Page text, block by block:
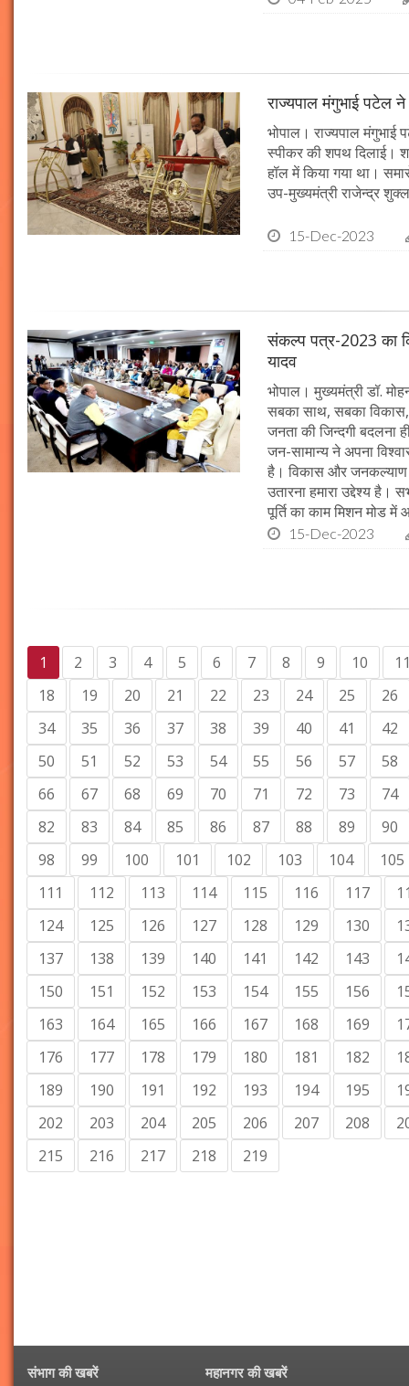
राज्यपाल मंगुभाई पटेल ने
भोपाल। राज्यपाल मंगुभाई
स्पीकर की शपथ दिलाई।
हॉल में किया गया था।
उप-मुख्यमंत्री राजेन्द्र
15-Dec-2023
संकल्प पत्र-2023 का
यादव
भोपाल। मुख्यमंत्री डॉ.
सबका साथ, सबका
जनता की जिन्दगी बदलना
जन-सामान्य ने अपना
है। विकास और
उतारना हमारा उद्देश्य
पूर्ति का काम मिशन मोड
15-Dec-2023
1 2 3 4 5 6 7 8 9 10
18
19 20 21 22 23 24 25
26
34
35 36 37 38 39 40 41
42
50
51 52 53 54 55 56 57
58
66
67 68 69 70 71 72 73
74
82
83 84 85 86 87 88 89
90
98
99 100 101 102 103 104
105
111
112 113 114 115 116 117
124
125 126 127 128 129 130
137
138 139 140 141 142 143
150
151 152 153 154 155 156
163
164 165 166 167 168 169
176
177 178 179 180 181 182
189
190 191 192 193 194 195
202
203 204 205 206 207 208
215
216 217 218 219
संभाग की खबरें महानगर की खबरें